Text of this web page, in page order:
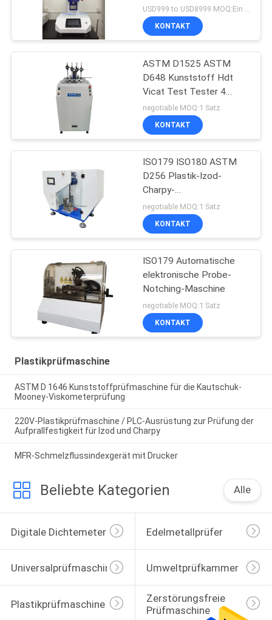
Kunststoffprüfgeräte
USD999 to USD8999 MOQ:Ein Satz
KONTAKT
ASTM D1525 ASTM
D648 Kunststoff Hdt
Vicat Test Tester 4
Probenregalen
Kunststoffprüfmaschine
negotiable MOQ:1 Satz
KONTAKT
ISO179 ISO180 ASTM
D256 Plastik-Izod-
Charpy-
Auswirkungsmessgerät
negotiable MOQ:1 Satz
KONTAKT
ISO179 Automatische
elektronische Probe-
Notching-Maschine
negotiable MOQ:1 Satz
KONTAKT
Plastikprüfmaschine
ASTM D 1646 Kunststoffprüfmaschine für die Kautschuk-
Mooney-Viskometerprüfung
220V-Plastikprüfmaschine / PLC-Ausrüstung zur Prüfung der
Aufprallfestigkeit für Izod und Charpy
MFR-Schmelzflussindexgerät mit Drucker
Beliebte Kategorien Alle
Digitale Dichtemeter Edelmetallprüfer
Universalprüfmaschine Umweltprüfkammer
Plastikprüfmaschine
Zerstörungsfreie
Prüfmaschine